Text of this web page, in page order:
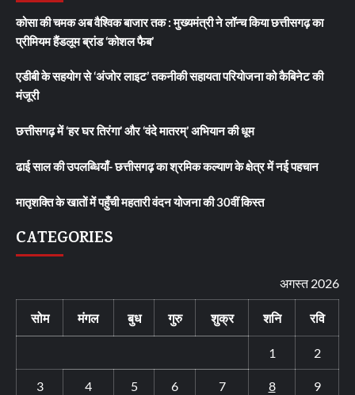
कोसा की चमक अब वैश्विक बाजार तक : मुख्यमंत्री ने लॉन्च किया छत्तीसगढ़ का
प्रीमियम हैंडलूम ब्रांड ‘कोशल फैब’
एडीबी के सहयोग से ‘अंजोर लाइट’ तकनीकी सहायता परियोजना को कैबिनेट की
मंजूरी
छत्तीसगढ़ में ‘हर घर तिरंगा’ और ‘वंदे मातरम्’ अभियान की धूम
ढाई साल की उपलब्धियाँ- छत्तीसगढ़ का श्रमिक कल्याण के क्षेत्र में नई पहचान
मातृशक्ति के खातों में पहुँची महतारी वंदन योजना की 30वीं किस्त
CATEGORIES
अगस्त 2026
सोम मंगल बुध गुरु शुक्र शनि रवि
1 2
3 4 5 6 7 8 9